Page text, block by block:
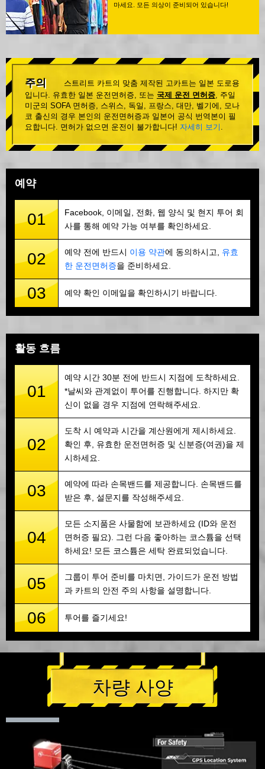
마세요. 모든 의상이 준비되어 있습니다!
주의
스트리트 카트의 맞춤 제작된 고카트는 일본 도로용
입니다. 유효한 일본 운전면허증, 또는 국제 운전 면허증, 주일
미군의 SOFA 면허증, 스위스, 독일, 프랑스, 대만, 벨기에, 모나
코 출신의 경우 본인의 운전면허증과 일본어 공식 번역본이 필
요합니다. 면허가 없으면 운전이 불가합니다! 자세히 보기 .
예약
01
Facebook, 이메일, 전화, 웹 양식 및 현지 투어 회
사를 통해 예약 가능 여부를 확인하세요.
02 예약 전에 반드시 이용 약관에 동의하시고, 유효
한 운전면허증을 준비하세요.
03 예약 확인 이메일을 확인하시기 바랍니다.
활동 흐름
01
예약 시간 30분 전에 반드시 지점에 도착하세요.
*날씨와 관계없이 투어를 진행합니다. 하지만 확
신이 없을 경우 지점에 연락해주세요.
02
도착 시 예약과 시간을 계산원에게 제시하세요.
확인 후, 유효한 운전면허증 및 신분증(여권)을 제
시하세요.
03
예약에 따라 손목밴드를 제공합니다. 손목밴드를
받은 후, 설문지를 작성해주세요.
04
모든 소지품은 사물함에 보관하세요 (ID와 운전
면허증 필요). 그런 다음 좋아하는 코스튬을 선택
하세요! 모든 코스튬은 세탁 완료되었습니다.
05
그룹이 투어 준비를 마치면, 가이드가 운전 방법
과 카트의 안전 주의 사항을 설명합니다.
06 투어를 즐기세요!
차량 사양